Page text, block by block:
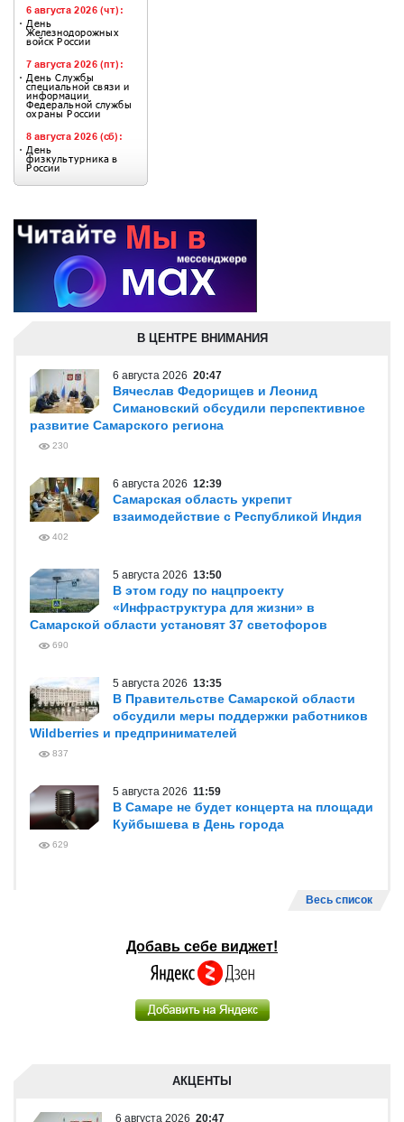
В ЦЕНТРЕ ВНИМАНИЯ
6 августа 2026 20:47
Вячеслав Федорищев и Леонид
Симановский обсудили перспективное
развитие Самарского региона
230
6 августа 2026 12:39
Самарская область укрепит
взаимодействие с Республикой Индия
402
5 августа 2026 13:50
В этом году по нацпроекту
«Инфраструктура для жизни» в
Самарской области установят 37 светофоров
690
5 августа 2026 13:35
В Правительстве Самарской области
обсудили меры поддержки работников
Wildberries и предпринимателей
837
5 августа 2026 11:59
В Самаре не будет концерта на площади
Куйбышева в День города
629
Весь список
Добавь себе виджет!
АКЦЕНТЫ
6 августа 2026 20:47